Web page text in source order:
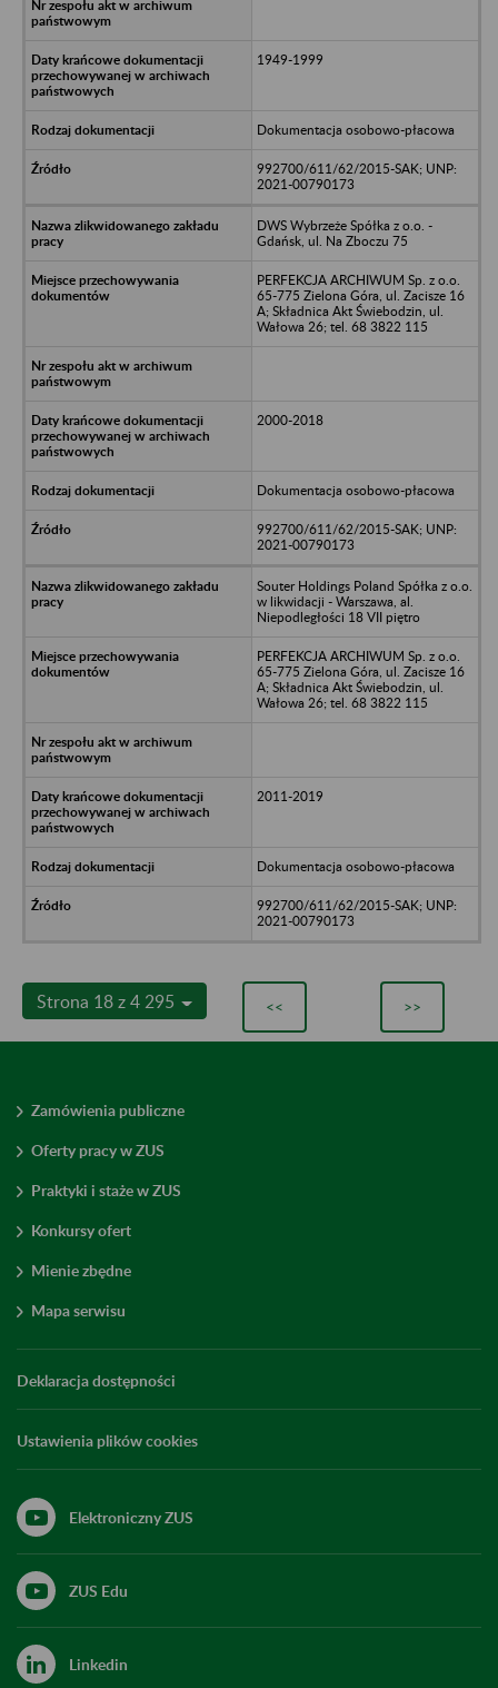
1949-1999
Dokumentacja osobowo-płacowa
992700/611/62/2015-SAK; UNP:
2021-00790173
DWS Wybrzeże Spółka z o.o. -
Gdańsk, ul. Na Zboczu 75
PERFEKCJA ARCHIWUM Sp. z o.o.
65-775 Zielona Góra, ul. Zacisze 16
A; Składnica Akt Świebodzin, ul.
Wałowa 26; tel. 68 3822 115
2000-2018
Dokumentacja osobowo-płacowa
992700/611/62/2015-SAK; UNP:
2021-00790173
Souter Holdings Poland Spółka z o.o.
w likwidacji - Warszawa, al.
Niepodległości 18 VII piętro
PERFEKCJA ARCHIWUM Sp. z o.o.
65-775 Zielona Góra, ul. Zacisze 16
A; Składnica Akt Świebodzin, ul.
Wałowa 26; tel. 68 3822 115
2011-2019
Dokumentacja osobowo-płacowa
992700/611/62/2015-SAK; UNP:
2021-00790173
Strona 18 z 4 295 << >>
Zamówienia publiczne
Oferty pracy w ZUS
Praktyki i staże w ZUS
Konkursy ofert
Mienie zbędne
Mapa serwisu
Deklaracja dostępności
Ustawienia plików cookies
Elektroniczny ZUS
ZUS Edu
Linkedin